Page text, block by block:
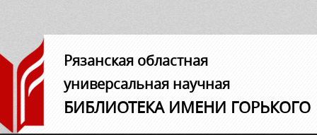
Рязанская областная
универсальная научная
БИБЛИОТЕКА ИМЕНИ ГОРЬКОГО